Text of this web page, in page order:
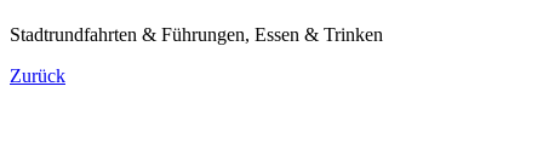
Stadtrundfahrten & Führungen, Essen & Trinken
Zurück